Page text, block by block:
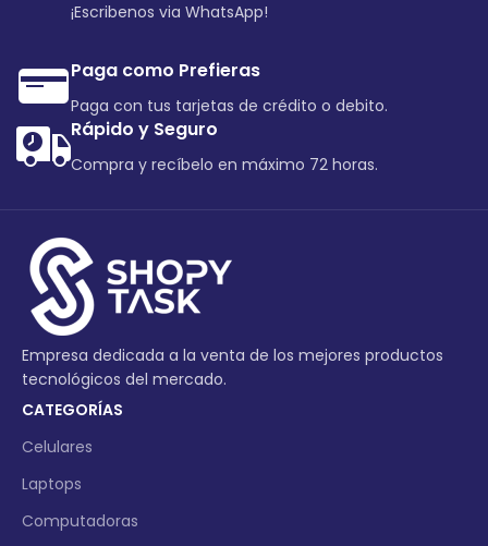
¡Escribenos via WhatsApp!
Paga como Prefieras
Paga con tus tarjetas de crédito o debito.
Rápido y Seguro
Compra y recíbelo en máximo 72 horas.
Empresa dedicada a la venta de los mejores productos
tecnológicos del mercado.
CATEGORÍAS
Celulares
Laptops
Computadoras